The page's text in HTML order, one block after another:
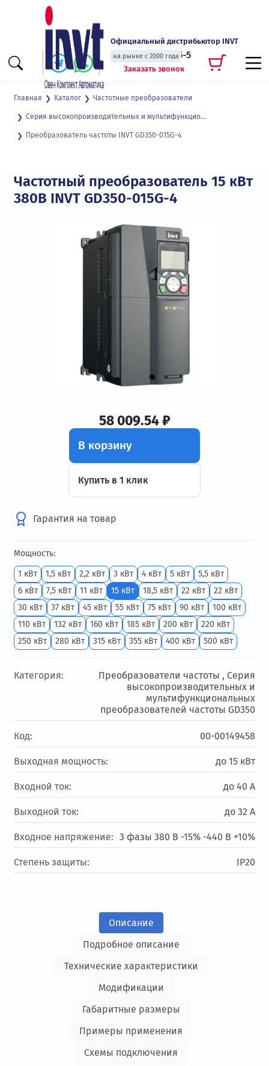
Официальный дистрибьютор INVT
на рынке с 2000 года
+7 (495) 135-135-5
Заказать звонок
Главная Каталог Частотные преобразователи
Серия высокопроизводительных и мультифункциональных преобразователей частоты GD350
Преобразователь частоты INVT GD350-015G-4
Частотный преобразователь 15 кВт
380В INVT GD350-015G-4
58 009.54 ₽
В корзину
Купить в 1 клик
Гарантия на товар
Мощность:
1 кВт
1,5 кВт 2,2 кВт 3 кВт 4 кВт 5 кВт
5,5 кВт
6 кВт
7,5 кВт 11 кВт 15 кВт 18,5 кВт 22 кВт
22 кВт
30 кВт
37 кВт 45 кВт 55 кВт 75 кВт 90 кВт
100 кВт
110 кВт
132 кВт 160 кВт 185 кВт 200 кВт
220 кВт
250 кВт
280 кВт 315 кВт 355 кВт 400 кВт 500 кВт
Категория: Преобразователи частоты , Серия
высокопроизводительных и
мультифункциональных
преобразователей частоты GD350
Код: 00-00149458
Выходная мощность: до 15 кВт
Входной ток: до 40 А
Выходной ток: до 32 А
Входное напряжение: 3 фазы 380 В -15% -440 В +10%
Степень защиты: IP20
Описание
Подробное описание
Технические характеристики
Модификации
Габаритные размеры
Примеры применения
Схемы подключения